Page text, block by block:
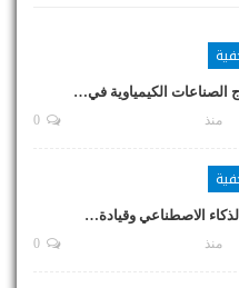
الصناعات الكيمياوية في…
منذ
الاصطناعي وقيادة…
منذ